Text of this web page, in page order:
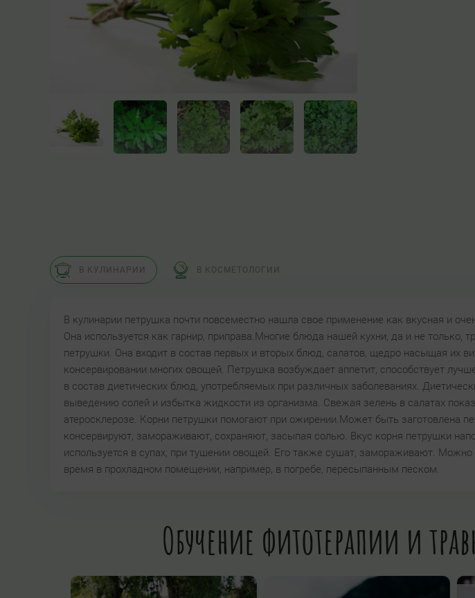
В КУЛИНАРИИ В КОСМЕТОЛОГИИ
В кулинарии петрушка почти повсеместно нашла свое применение как вкусная и
Она используется как гарнир, приправа.Многие блюда нашей кухни, да и не только,
петрушки. Она входит в состав первых и вторых блюд, салатов, щедро насыщая их
консервировании многих овощей. Петрушка возбуждает аппетит, способствует
в состав диетических блюд, употребляемых при различных заболеваниях.
выведению солей и избытка жидкости из организма. Свежая зелень в салатах
атеросклерозе. Корни петрушки помогают при ожирении.Может быть заготовлена
консервируют, замораживают, сохраняют, засыпая солью. Вкус корня петрушки
используется в супах, при тушении овощей. Его также сушат, замораживают. Можно
время в прохладном помещении, например, в погребе, пересыпанным песком.
Обучение фитотерапии и